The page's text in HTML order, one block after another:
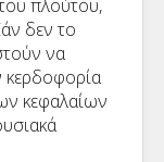
πλούτου,
δεν το
να
κερδοφορία
κεφαλαίων